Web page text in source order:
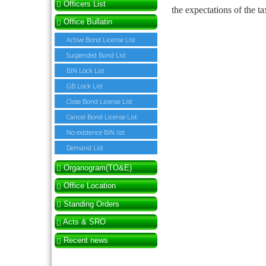
Officers List
Office Bullatin
Active Bond License List
Suspended Bond List
BIN Lock List
GB Lock List
Close Bond License List
Cancel Bond License List
No existence BIN list
Demand List
Organogram(TO&E)
Office Location
Standing Orders
Acts & SRO
Recent news
the expectations of the